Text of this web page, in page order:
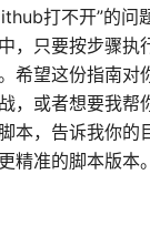
打不开”的问
，只要按步骤执
希望这份指南对
，或者想要我帮
本，告诉我你的
精准的脚本版本。